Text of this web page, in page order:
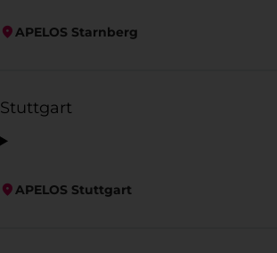
APELOS Starnberg
Stuttgart
APELOS Stuttgart